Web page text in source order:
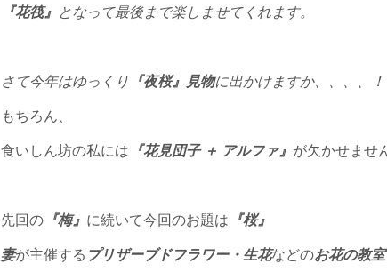
『花筏』 となって最後まで楽しませてくれます。
さて今年はゆっくり 『夜桜』見物に出かけますか、、、、！
もちろん、
食いしん坊の私には 『花見団子 ＋ アルファ』 が欠かせませ
先回の 『梅』 に続いて今回のお題は 『桜』
妻が主催する プリザーブドフラワー・生花などのお花の教室